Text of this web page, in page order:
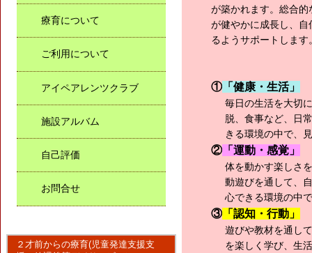
が築かれます。総合
が健やかに成長し、
るようサポートします
① 「健康・生活」
毎日の生活を大切
脱、食事など、日
きる環境の中で、
② 「運動・感覚」
体を動かす楽しさ
動遊びを通して、
心できる環境の中
③ 「認知・行動」
遊びや教材を通し
を楽しく学び、生
療育について
ご利用について
アイペアレンツクラブ
施設アルバム
自己評価
お問合せ
２才前からの療育(児童発達支援支